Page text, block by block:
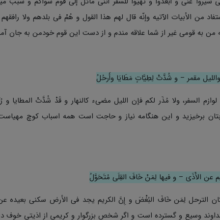
من الأبیات الآتیه وإنّه قال لهم هذا القول و هُمْ فی بلدهم ولا
من به قومی غیر از شما علاقه مندم و از دست این قوم خودمن به جان
مقمر – و شُدَّتْ لِطِیَّاتٍ مَطَایَا وأَرحُلُ
السفر، ولا مُذَر لکم فإن اللیل مضىء کالنهار و قَدْ شُدَّتْ المطایا و
برخیزید و این هنگامه نیاز و حاجت است همه اسباب کوچ
عن الأَذَى – و فیها لِمَنْ خَافَ القِلَى مُتَحَوَّلُ
الترحل لِمَن خَافَ البُغْضَ و إِنَّ الکریم یجد فی الأرض سکنى بعیده
وسیع و گسترده است و اگر شخص بزرگوار و کریمی از اذیتی خوف